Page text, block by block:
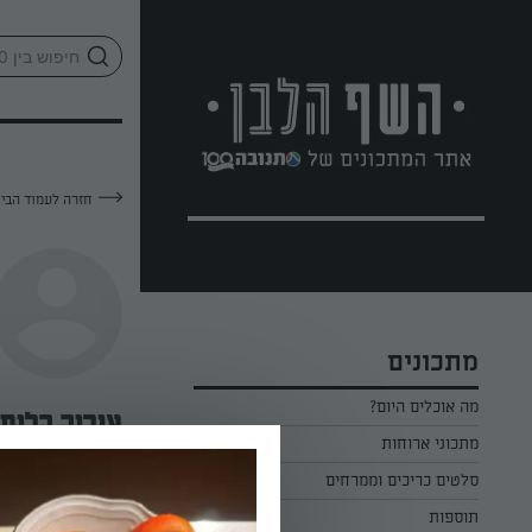
מתכונים
מה אוכלים היום?
מתכוני ארוחות
ארוחת בוקר
ארוחת צהריים
סלטים כריכים וממרחים
כל הסלטים כריכים וממרחים
תוספות
חזרה לעמוד
אוריה
—